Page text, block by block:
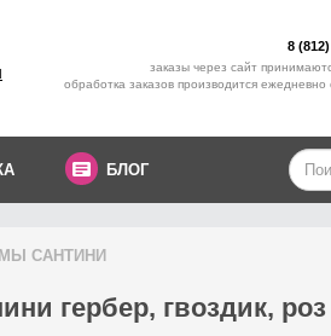
8 (812)
заказы через сайт
обработка заказов производится
БЛОГ
САНТИНИ
гербер, гвоздик,